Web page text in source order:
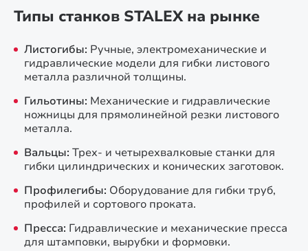
Типы станков STALEX на рынке
Листогибы: Ручные, электромеханические и
гидравлические модели для гибки листового
металла различной толщины.
Гильотины: Механические и гидравлические
ножницы для прямолинейной резки листового
металла.
Вальцы: Трех- и четырехвалковые станки для
гибки цилиндрических и конических заготовок.
Профилегибы: Оборудование для гибки труб,
профилей и сортового проката.
Пресса: Гидравлические и механические пресса
для штамповки, вырубки и формовки.